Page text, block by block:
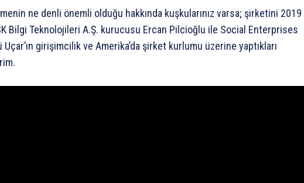
ne denli önemli olduğu hakkında kuşkularınız varsa; şirketini 2019
Bilgi Teknolojileri A.Ş. kurucusu Ercan Pilcioğlu ile Social Enterprises
Uçar’ın girişimcilik ve Amerika’da şirket kurlumu üzerine yaptıkları